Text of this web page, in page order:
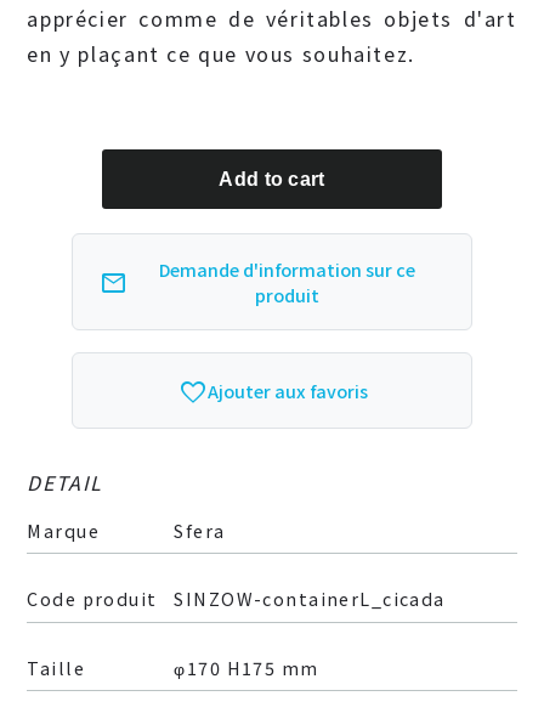
apprécier comme de véritables objets d'art
en y plaçant ce que vous souhaitez.
mail
Demande d'information sur ce
produit
favorite_borderAjouter aux favoris
DETAIL
Marque Sfera
Code produit SINZOW-containerL_cicada
Taille φ170 H175 mm